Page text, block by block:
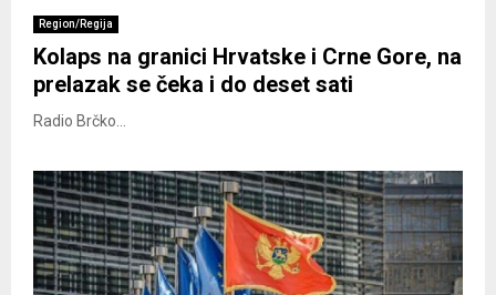
Region/Regija
Kolaps na granici Hrvatske i Crne Gore, na
prelazak se čeka i do deset sati
Radio Brčko...